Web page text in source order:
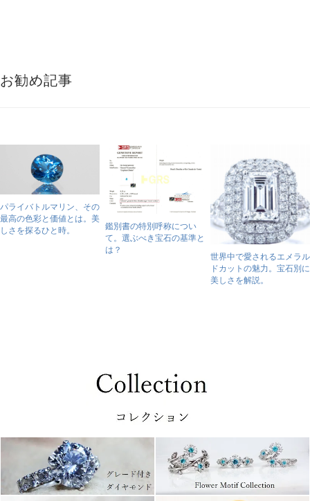
お勧め記事
パライバトルマリン、その
最高の色彩と価値とは。美
しさを探るひと時。
鑑別書の特別呼称につい
て。選ぶべき宝石の基準と
は？
世界中で愛されるエメラル
ドカットの魅力。宝石別に
美しさを解説。